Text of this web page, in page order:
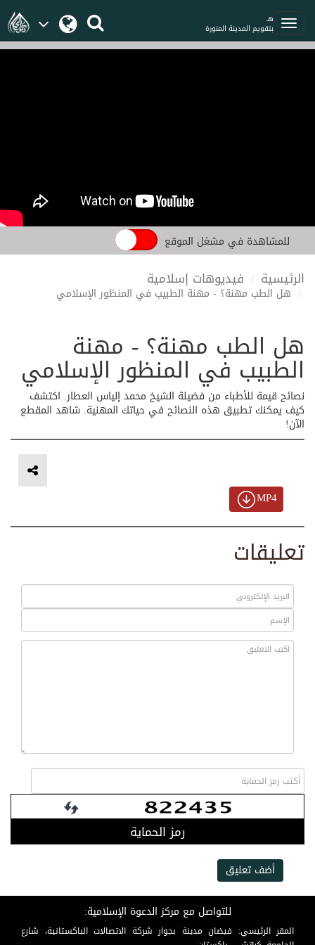
هـ
بتقويم المدينة المنورة
للمشاهدة في مشغل الموقع
الرئيسية فيديوهات إسلامية
هل الطب مهنة؟ - مهنة الطبيب في المنظور الإسلامي
هل الطب مهنة؟ - مهنة
الطبيب في المنظور الإسلامي
نصائح قيمة للأطباء من فضيلة الشيخ محمد إلياس العطار. اكتشف
كيف يمكنك تطبيق هذه النصائح في حياتك المهنية. شاهد المقطع
الآن!
MP4
تعليقات
رمز الحماية
أضف تعليق
للتواصل مع مركز الدعوة الإسلامية:
المقر الرئيسي: فيضان مدينة بجوار شركة الاتصالات الباكستانية، شارع